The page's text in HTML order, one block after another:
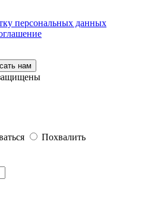
персональных данных
нам
Похвалить